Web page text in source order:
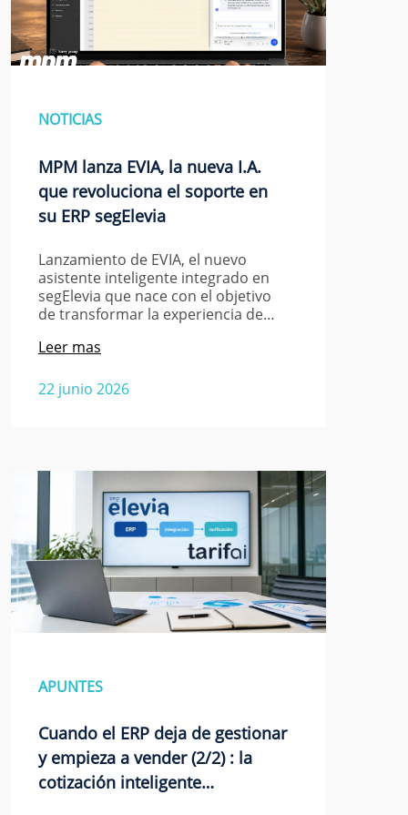
NOTICIAS
MPM lanza EVIA, la nueva I.A.
que revoluciona el soporte en
su ERP segElevia
Lanzamiento de EVIA, el nuevo
asistente inteligente integrado en
segElevia que nace con el objetivo
de transformar la experiencia de…
22 junio 2026
Leer mas
APUNTES
Cuando el ERP deja de gestionar
y empieza a vender (2/2) : la
cotización inteligente…